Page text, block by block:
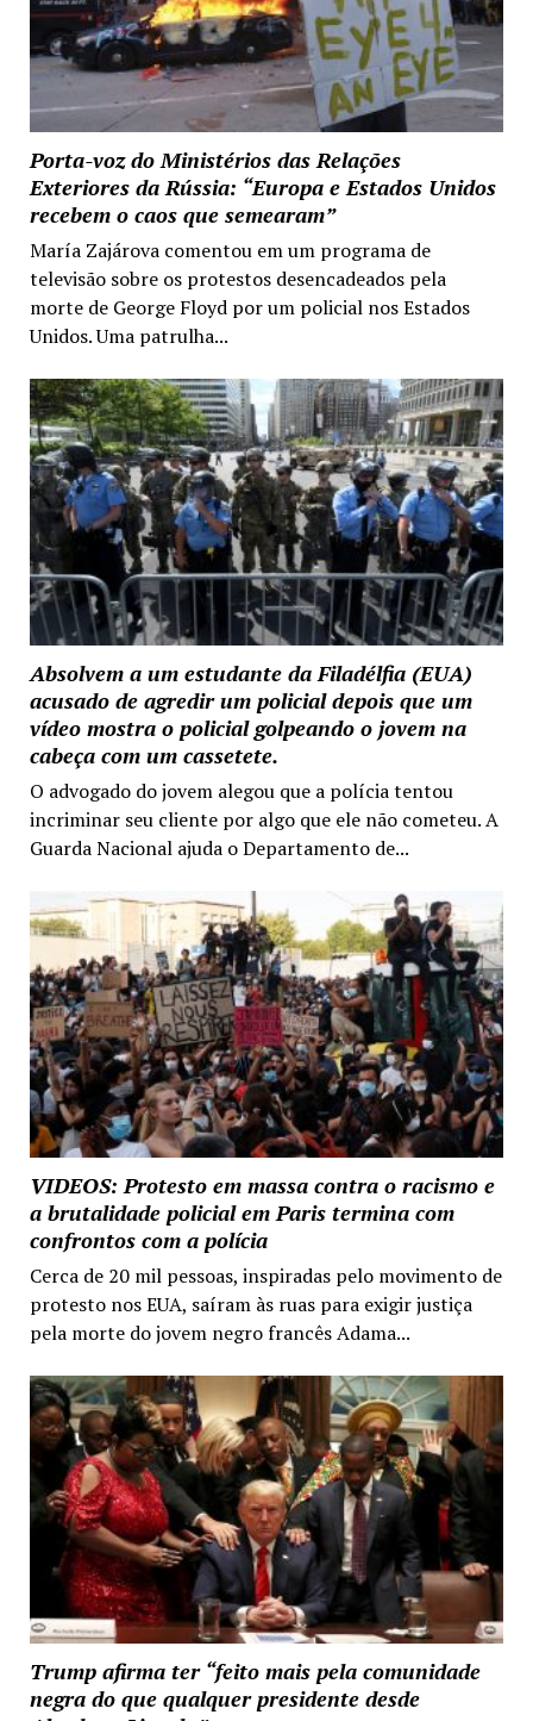
Porta-voz do Ministérios das Relações
Exteriores da Rússia: “Europa e Estados Unidos
recebem o caos que semearam”
María Zajárova comentou em um programa de
televisão sobre os protestos desencadeados pela
morte de George Floyd por um policial nos Estados
Unidos. Uma patrulha...
Absolvem a um estudante da Filadélfia (EUA)
acusado de agredir um policial depois que um
vídeo mostra o policial golpeando o jovem na
cabeça com um cassetete.
O advogado do jovem alegou que a polícia tentou
incriminar seu cliente por algo que ele não cometeu. A
Guarda Nacional ajuda o Departamento de...
VIDEOS: Protesto em massa contra o racismo e
a brutalidade policial em Paris termina com
confrontos com a polícia
Cerca de 20 mil pessoas, inspiradas pelo movimento de
protesto nos EUA, saíram às ruas para exigir justiça
pela morte do jovem negro francês Adama...
Trump afirma ter “feito mais pela comunidade
negra do que qualquer presidente desde